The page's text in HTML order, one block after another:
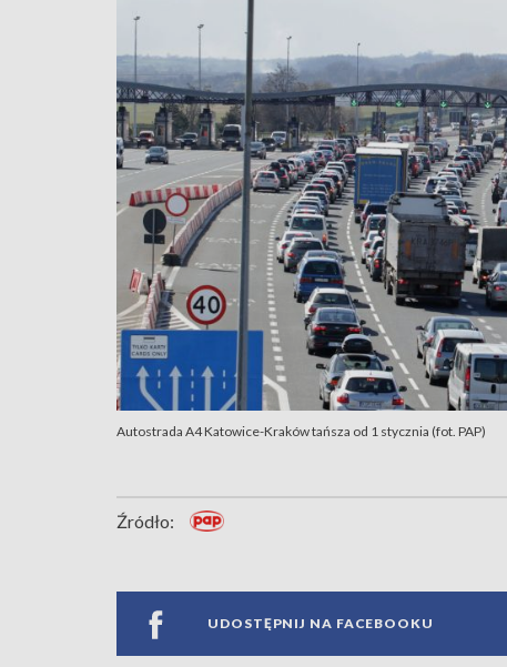
Autostrada A4 Katowice-Kraków tańsza od 1 stycznia (fot. PAP)
Źródło:
UDOSTĘPNIJ NA FACEBOOKU